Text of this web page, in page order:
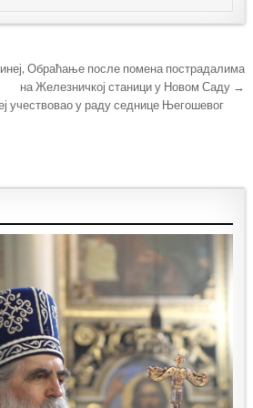
Обраћање после помена пострадалима
на Железничкој станици у Новом Саду →
учествовао у раду седнице Његошевог